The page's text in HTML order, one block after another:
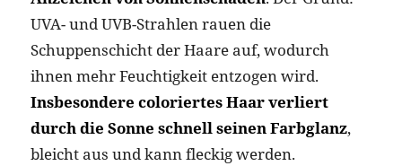
UVA- und UVB-Strahlen rauen die
Schuppenschicht der Haare auf, wodurch
ihnen mehr Feuchtigkeit entzogen wird.
Insbesondere coloriertes Haar verliert
durch die Sonne schnell seinen Farbglanz,
bleicht aus und kann fleckig werden.